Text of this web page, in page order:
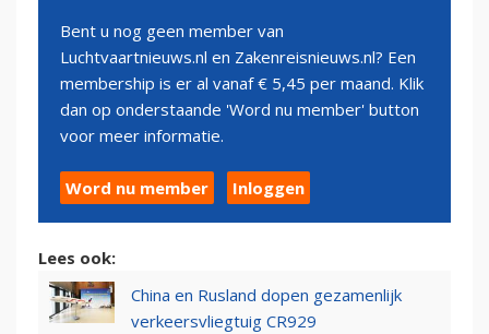
Bent u nog geen member van
Luchtvaartnieuws.nl en Zakenreisnieuws.nl? Een
membership is er al vanaf € 5,45 per maand. Klik
dan op onderstaande 'Word nu member' button
voor meer informatie.
Word nu member Inloggen
Lees ook:
China en Rusland dopen gezamenlijk
verkeersvliegtuig CR929